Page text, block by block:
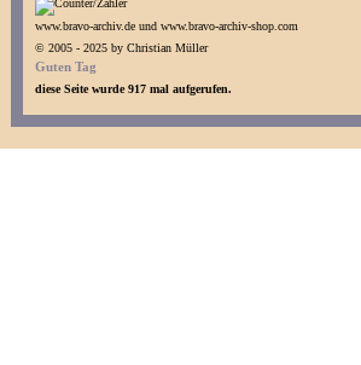
www.bravo-archiv.de und www.bravo-archiv-shop.com
© 2005 - 2025 by Christian Müller
Guten Tag
diese Seite wurde 917 mal aufgerufen.